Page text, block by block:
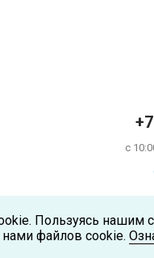
с
Пользуясь нашим
файлов cookie.